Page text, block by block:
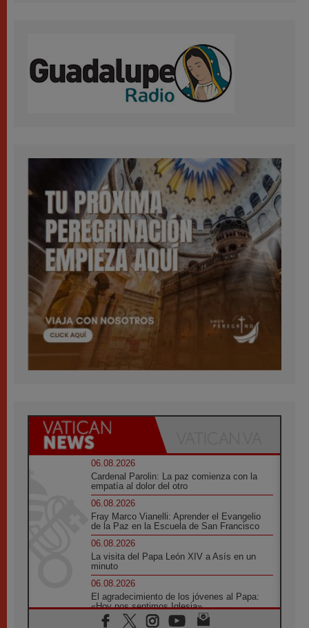
06.08.2026
Cardenal Parolin: La paz comienza con la
empatía al dolor del otro
06.08.2026
Fray Marco Vianelli: Aprender el Evangelio
de la Paz en la Escuela de San Francisco
06.08.2026
La visita del Papa León XIV a Asís en un
minuto
06.08.2026
El agradecimiento de los jóvenes al Papa:
«Hoy nos sentimos Iglesia»
06.08.2026